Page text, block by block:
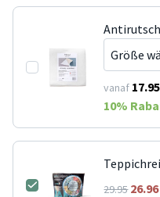
vanaf 17.95
10%
29.9526.96